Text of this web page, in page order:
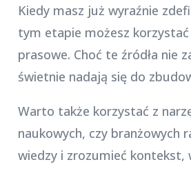
Kiedy masz już wyraźnie
tym etapie możesz
prasowe. Choć te źródła nie
świetnie nadają się do
Warto także korzystać z
naukowych, czy branżowych
wiedzy i zrozumieć kontekst,